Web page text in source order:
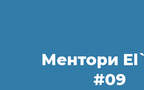
Ментори
#09